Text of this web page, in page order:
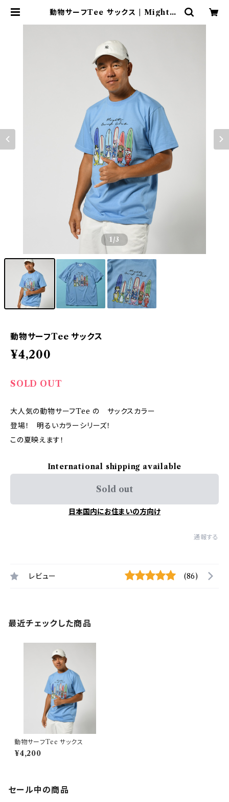
動物サーフTee サックス | Mightys
1 /3
動物サーフTee サックス
¥4,200
SOLD OUT
大人気の動物サーフTee の サックスカラー
登場！ 明るいカラーシリーズ！
この夏映えます！
International shipping available
Sold out
日本国内にお住まいの方向け
通報する
レビュー (86)
最近チェックした商品
動物サーフTee サックス
¥4,200
セール中の商品